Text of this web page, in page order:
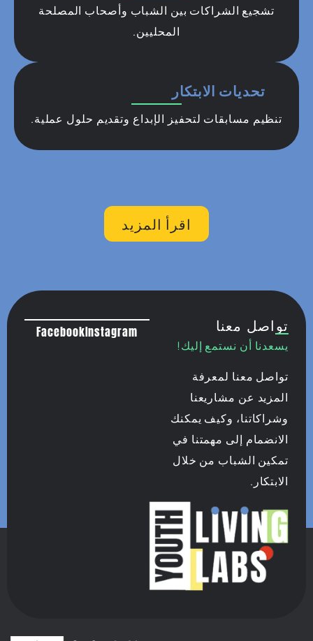
تشجيع الشراكات بين الشباب وأصحاب المصلحة
المحليين.
تحديات الابتكار
تنظيم مسابقات لتحفيز الإبداع وتقديم حلول عملية.
اقرأ المزيد
تواصل معنا
يسعدنا أن نستمع إليك!
تواصل معنا لمعرفة
المزيد عن مشاريعنا
وشراكاتنا، وكيف يمكنك
الانضمام إلى مهمتنا في
تمكين الشباب من خلال
الابتكار.
Instagram
Facebook